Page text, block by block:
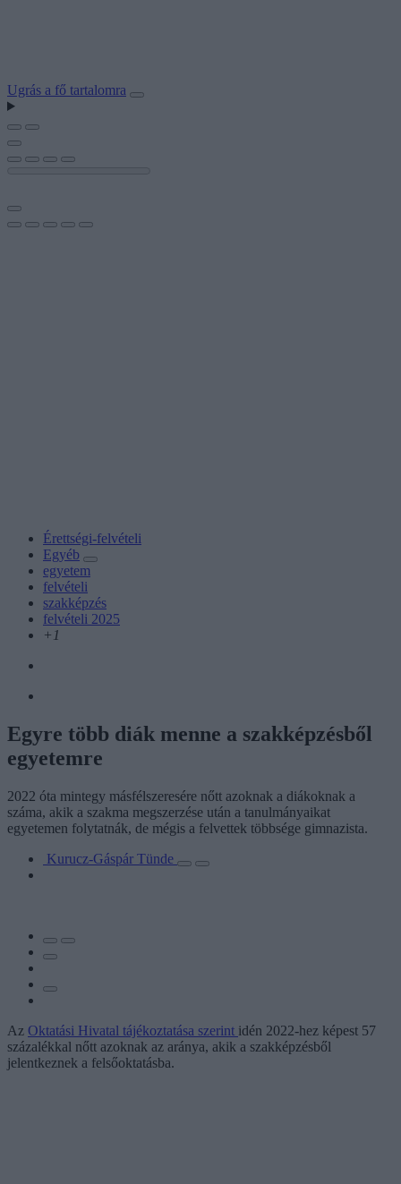
Ugrás a fő tartalomra
Érettségi-felvételi
Egyéb
egyetem
felvételi
szakképzés
felvételi 2025
+1
Egyre több diák menne a szakképzésből
egyetemre
2022 óta mintegy másfélszeresére nőtt azoknak a diákoknak a
száma, akik a szakma megszerzése után a tanulmányaikat
egyetemen folytatnák, de mégis a felvettek többsége gimnazista.
Kurucz-Gáspár Tünde
Az Oktatási Hivatal tájékoztatása szerint idén 2022-hez képest 57
százalékkal nőtt azoknak az aránya, akik a szakképzésből
jelentkeznek a felsőoktatásba.